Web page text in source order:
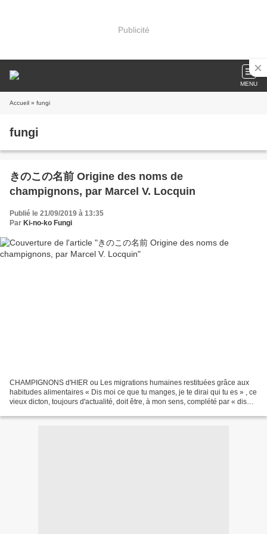
Publicité
MENU
Accueil » fungi
fungi
きのこの名前 Origine des noms de
champignons, par Marcel V. Locquin
Publié le 21/09/2019 à 13:35
Par Ki-no-ko Fungi
CHAMPIGNONS d'HIER ou Les migrations humaines restituées grâce aux
habitudes alimentaires « Dis moi ce que tu manges, je te dirai qui tu es » , ce
vieux dicton, toujours d'actualité, doit être, à mon sens, complété par « dis